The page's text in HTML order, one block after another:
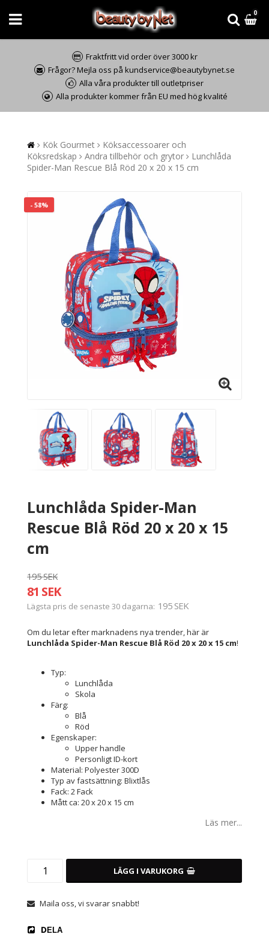
0
Fraktfritt vid order över 3000 kr
Frågor? Mejla oss på kundservice@beautybynet.se
Alla våra produkter till outletpriser
Alla produkter kommer från EU med hög kvalité
Kök Gourmet
Köksaccessoarer och
Köksredskap
Andra tillbehör och grytor
Lunchlåda
Spider-Man Rescue Blå Röd 20 x 20 x 15 cm
- 58%
Lunchlåda Spider-Man
Rescue Blå Röd 20 x 20 x 15
cm
195 SEK
81 SEK
Lägsta pris de senaste 30 dagarna 195 SEK
Om du letar efter marknadens nya trender, här är
Lunchlåda Spider-Man Rescue Blå Röd 20 x 20 x 15 cm!
Typ:
Lunchlåda
Skola
Färg:
Blå
Röd
Egenskaper:
Upper handle
Personligt ID-kort
Material: Polyester 300D
Typ av fastsättning: Blixtlås
Fack: 2 Fack
Mått ca: 20 x 20 x 15 cm
Läs mer...
LÄGG I VARUKORG
Maila oss, vi svarar snabbt!
DELA